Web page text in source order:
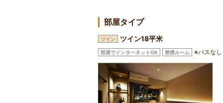
部屋タイプ
ツイン ツイン18平米
部屋でインターネットOK 禁煙ルーム ※バスなし